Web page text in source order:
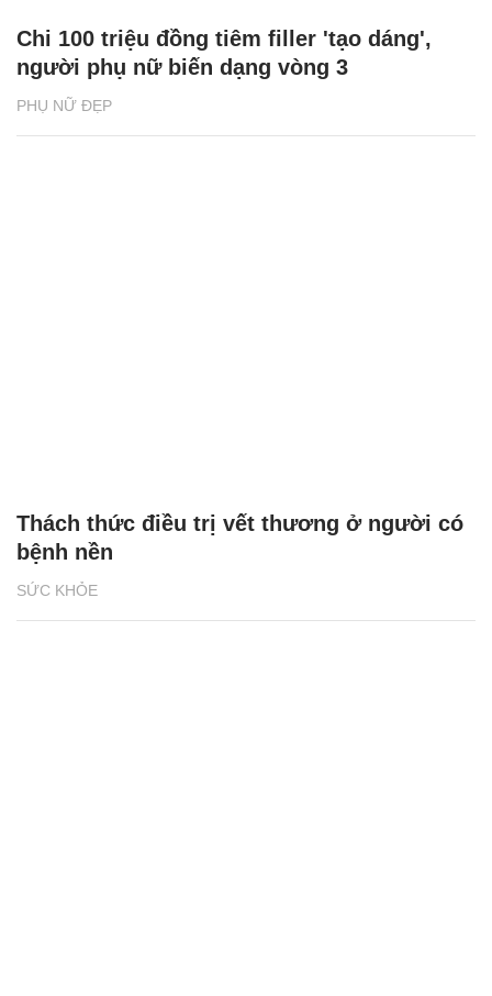
PHỤ NỮ ĐẸP
Chi 100 triệu đồng tiêm filler 'tạo dáng',
người phụ nữ biến dạng vòng 3
SỨC KHỎE
Thách thức điều trị vết thương ở người có
bệnh nền